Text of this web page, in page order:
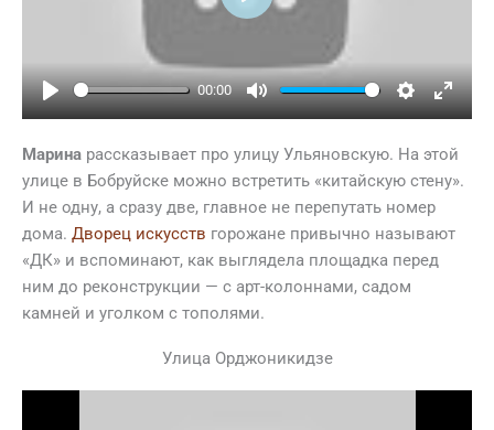
Play
00:00
Mute Settings
Play
Марина рассказывает про улицу Ульяновскую. На этой
улице в Бобруйске можно встретить «китайскую стену».
И не одну, а сразу две, главное не перепутать номер
дома. Дворец искусств горожане привычно называют
«ДК» и вспоминают, как выглядела площадка перед
ним до реконструкции — с арт-колоннами, садом
камней и уголком с тополями.
Улица Орджоникидзе